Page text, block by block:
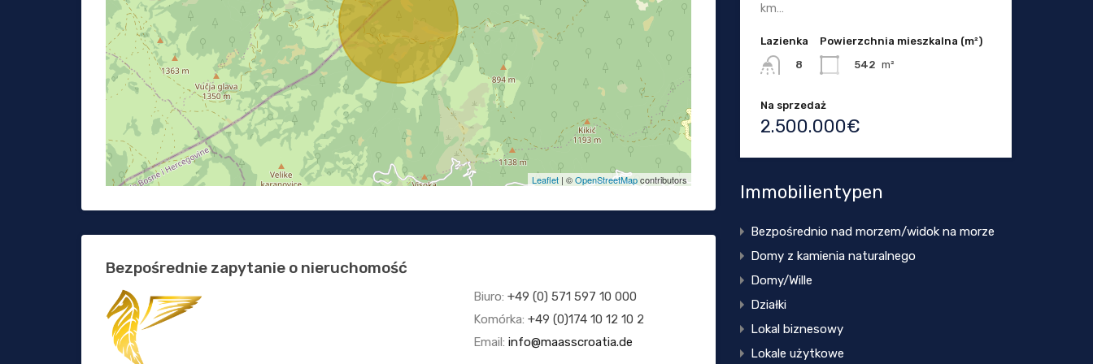
Leaflet| ©OpenStreetMapcontributors
Bezpośrednie zapytanie o nieruchomość
Biuro: +49 (0) 571 597 10 000
Komórka: +49 (0)174 10 12 10 2
Email: info@maasscroatia.de
km…
Lazienka
8
Powierzchnia mieszkalna (m²)
542 m²
Na sprzedaż
2.500.000€
Immobilientypen
Bezpośrednio nad morzem/widok na morze
Domy z kamienia naturalnego
Domy/Wille
Działki
Lokal biznesowy
Lokale użytkowe